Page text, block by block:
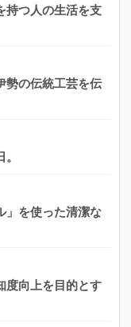
持つ人の生活を支
勢の伝統工芸を伝
」を使った清潔な
度向上を目的とす